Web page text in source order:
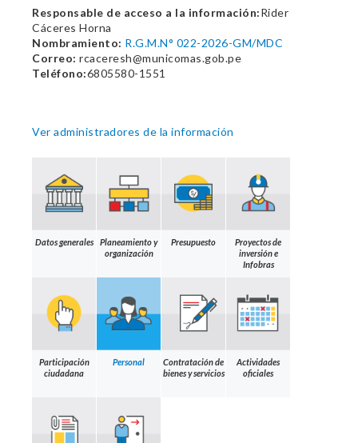
Responsable de acceso a la información:Rider
Cáceres Horna
Nombramiento: R.G.M.N° 022-2026-GM/MDC
Correo: rcaceresh@municomas.gob.pe
Teléfono:6805580-1551
Ver administradores de la información
Datos generales
Planeamiento y
organización
Presupuesto
Proyectos de
inversión e
Infobras
Participación
ciudadana
Personal
Contratación de
bienes y servicios
Actividades
oficiales